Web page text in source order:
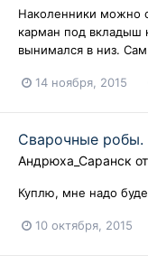
Наколенники можно
карман под вкладыш
вынимался в низ. Сам
14 ноября, 2015
Сварочные робы.
Андрюха_Саранск
Куплю, мне надо
10 октября, 2015